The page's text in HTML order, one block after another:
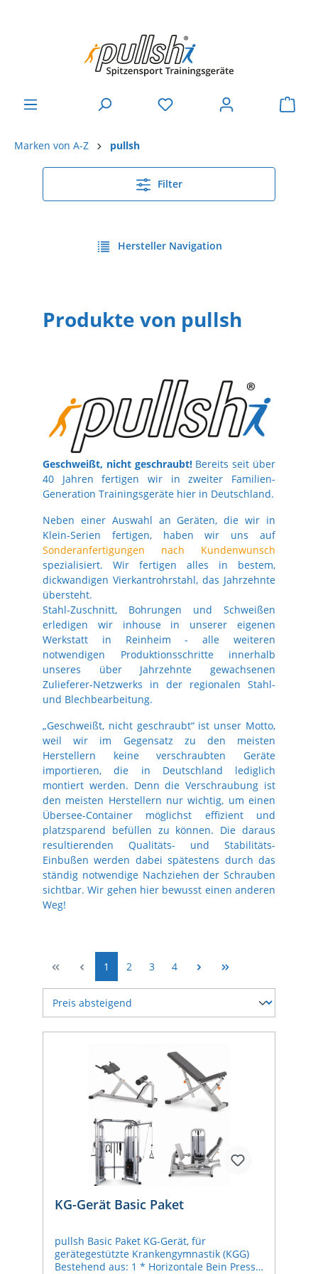
Marken von A-Z pullsh
Filter
Hersteller Navigation
Produkte von pullsh
Geschweißt, nicht geschraubt!Bereits seit über
40 Jahren fertigen wir in zweiter Familien-
Generation Trainingsgeräte hier in Deutschland.
Neben einer Auswahl an Geräten, die wir in
Klein-Serien fertigen, haben wir uns auf
Sonderanfertigungen nach Kundenwunsch
spezialisiert. Wir fertigen alles in bestem,
dickwandigen Vierkantrohrstahl, das Jahrzehnte
übersteht.
Stahl-Zuschnitt, Bohrungen und Schweißen
erledigen wir inhouse in unserer eigenen
Werkstatt in Reinheim - alle weiteren
notwendigen Produktionsschritte innerhalb
unseres über Jahrzehnte gewachsenen
Zulieferer-Netzwerks in der regionalen Stahl-
und Blechbearbeitung.
„Geschweißt, nicht geschraubt“ ist unser Motto,
weil wir im Gegensatz zu den meisten
Herstellern keine verschraubten Geräte
importieren, die in Deutschland lediglich
montiert werden. Denn die Verschraubung ist
den meisten Herstellern nur wichtig, um einen
Übersee-Container möglichst effizient und
platzsparend befüllen zu können. Die daraus
resultierenden Qualitäts- und Stabilitäts-
Einbußen werden dabei spätestens durch das
ständig notwendige Nachziehen der Schrauben
sichtbar. Wir gehen hier bewusst einen anderen
Weg!
1 2 3 4
KG-Gerät Basic Paket
pullsh Basic Paket KG-Gerät, für
gerätegestützte Krankengymnastik (KGG)
Bestehend aus: 1 * Horizontale Bein Presse